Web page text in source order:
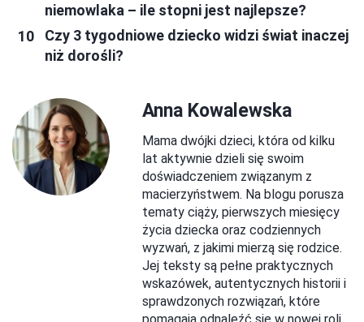
niemowlaka – ile stopni jest najlepsze?
Czy 3 tygodniowe dziecko widzi świat inaczej
niż dorośli?
Anna Kowalewska
Mama dwójki dzieci, która od kilku
lat aktywnie dzieli się swoim
doświadczeniem związanym z
macierzyństwem. Na blogu porusza
tematy ciąży, pierwszych miesięcy
życia dziecka oraz codziennych
wyzwań, z jakimi mierzą się rodzice.
Jej teksty są pełne praktycznych
wskazówek, autentycznych historii i
sprawdzonych rozwiązań, które